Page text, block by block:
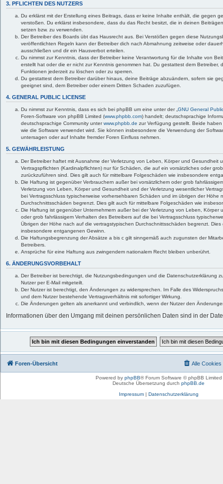
3. PFLICHTEN DES NUTZERS
Du erklärst mit der Erstellung eines Beitrags, dass er keine Inhalte enthält, die gegen
verstoßen. Du erklärst insbesondere, dass du das Recht besitzt, die in deinen
setzen bzw. zu verwenden.
Der Betreiber des Boards übt das Hausrecht aus. Bei Verstößen gegen diese
veröffentlichten Regeln kann der Betreiber dich nach Abmahnung zeitweise oder
ausschließen und dir ein Hausverbot erteilen.
Du nimmst zur Kenntnis, dass der Betreiber keine Verantwortung für die Inhalte von
erstellt hat oder die er nicht zur Kenntnis genommen hat. Du gestattest dem Betreiber,
Funktionen jederzeit zu löschen oder zu sperren.
Du gestattest dem Betreiber darüber hinaus, deine Beiträge abzuändern, sofern sie
geeignet sind, dem Betreiber oder einem Dritten Schaden zuzufügen.
4. GENERAL PUBLIC LICENSE
Du nimmst zur Kenntnis, dass es sich bei phpBB um eine unter der „ GNU General
Foren-Software von phpBB Limited (www.phpbb.com) handelt; deutschsprachige
deutschsprachige Community unterwww.phpbb.de zur Verfügung gestellt. Beide
wie die Software verwendet wird. Sie können insbesondere die Verwendung der
untersagen oder auf Inhalte fremder Foren Einfluss nehmen.
5. GEWÄHRLEISTUNG
Der Betreiber haftet mit Ausnahme der Verletzung von Leben, Körper und Gesundheit
Vertragspflichten (Kardinalpflichten) nur für Schäden, die auf ein vorsätzliches oder
zurückzuführen sind. Dies gilt auch für mittelbare Folgeschäden wie insbesondere
Die Haftung ist gegenüber Verbrauchern außer bei vorsätzlichem oder grob
Verletzung von Leben, Körper und Gesundheit und der Verletzung wesentlicher
bei Vertragsschluss typischerweise vorhersehbaren Schäden und im übrigen der Höhe
Durchschnittsschäden begrenzt. Dies gilt auch für mittelbare Folgeschäden wie
Die Haftung ist gegenüber Unternehmern außer bei der Verletzung von Leben, Körper
oder grob fahrlässigem Verhalten des Betreibers auf die bei Vertragsschluss
Übrigen der Höhe nach auf die vertragstypischen Durchschnittsschäden begrenzt.
insbesondere entgangenen Gewinn.
Die Haftungsbegrenzung der Absätze a bis c gilt sinngemäß auch zugunsten der
Betreibers.
Ansprüche für eine Haftung aus zwingendem nationalem Recht bleiben unberührt.
6. ÄNDERUNGSVORBEHALT
Der Betreiber ist berechtigt, die Nutzungsbedingungen und die Datenschutzerklärung
Nutzer per E-Mail mitgeteilt.
Der Nutzer ist berechtigt, den Änderungen zu widersprechen. Im Falle des
und dem Nutzer bestehende Vertragsverhältnis mit sofortiger Wirkung.
Die Änderungen gelten als anerkannt und verbindlich, wenn der Nutzer den
Informationen über den Umgang mit deinen persönlichen Daten sind in der
Foren-Übersicht Alle Cookies
Powered by phpBB® Forum Software © phpBB Limited
Deutsche Übersetzung durch phpBB.de
Impressum| Datenschutzerklärung